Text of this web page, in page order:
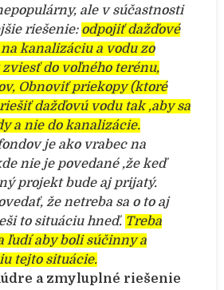
ale v súčastnosti
riešenie: odpojiť dažďové
kanalizáciu a vodu zo
do voľného terénu,
Obnoviť priekopy (ktoré
dažďovú vodu tak ,aby sa
a nie do kanalizácie.
je ako vrabec na
nie je povedané ,že keď
projekt bude aj prijatý.
že netreba sa o to aj
to situáciu hneď. Treba
ľudí aby boli súčinny a
tejto situácie.
a zmyluplné riešenie